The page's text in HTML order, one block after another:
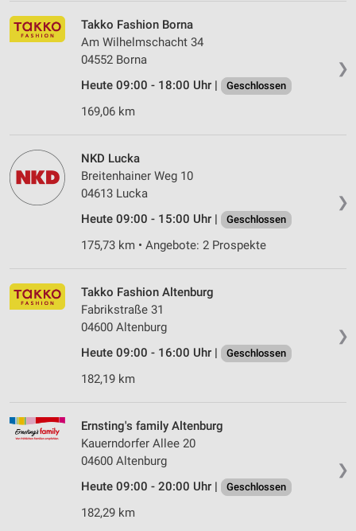
❯
Takko Fashion Borna
Am Wilhelmschacht 34
04552 Borna
Heute 09:00 - 18:00 Uhr |
Geschlossen
169,06 km
❯
NKD Lucka
Breitenhainer Weg 10
04613 Lucka
Heute 09:00 - 15:00 Uhr |
Geschlossen
175,73 km • Angebote: 2 Prospekte
❯
Takko Fashion Altenburg
Fabrikstraße 31
04600 Altenburg
Heute 09:00 - 16:00 Uhr |
Geschlossen
182,19 km
❯
Ernsting's family Altenburg
Kauerndorfer Allee 20
04600 Altenburg
Heute 09:00 - 20:00 Uhr |
Geschlossen
182,29 km